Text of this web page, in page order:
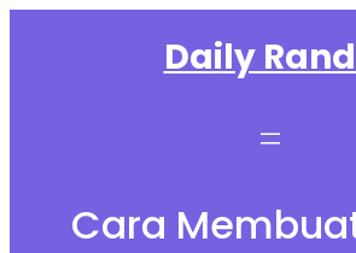
Daily
Cara